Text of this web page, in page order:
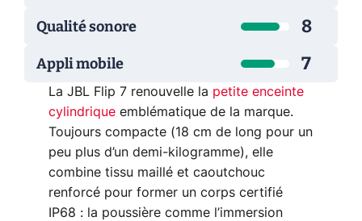
Qualité sonore 8
Appli mobile 7
La JBL Flip 7 renouvelle la petite enceinte
cylindrique emblématique de la marque.
Toujours compacte (18 cm de long pour un
peu plus d’un demi-kilogramme), elle
combine tissu maillé et caoutchouc
renforcé pour former un corps certifié
IP68 : la poussière comme l’immersion